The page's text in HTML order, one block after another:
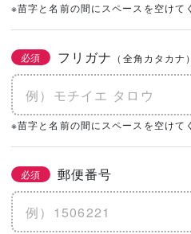
※苗字と名前の間にスペースを空けて
必須 フリガナ （全角カタカナ）
※苗字と名前の間にスペースを空けて
必須 郵便番号